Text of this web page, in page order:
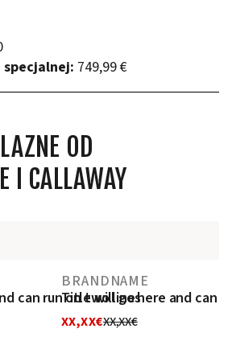
749,99 €
OD
I CALLAWAY
can run on two lines
BRANDNAME
Title will go here and can
XX,XX€XX,XX€